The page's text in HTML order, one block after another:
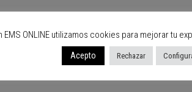
EMS ONLINE utilizamos cookies para mejorar tu
Acepto Rechazar